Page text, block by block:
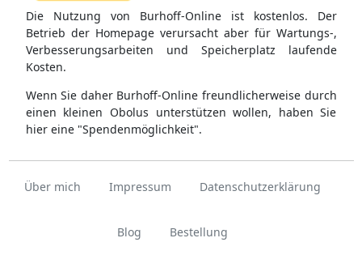
Die Nutzung von Burhoff-Online ist kostenlos. Der
Betrieb der Homepage verursacht aber für Wartungs-,
Verbesserungsarbeiten und Speicherplatz laufende
Kosten.
Wenn Sie daher Burhoff-Online freundlicherweise durch
einen kleinen Obolus unterstützen wollen, haben Sie
hier eine "Spendenmöglichkeit".
Über mich Impressum Datenschutzerklärung
Blog Bestellung